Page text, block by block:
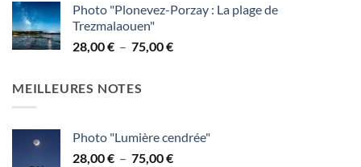
prix :
à
Photo "Plonevez-Porzay : La plage de
Trezmalaouen"
28,00€ – 75,00€Plage
MEILLEURES NOTES
Photo "Lumière cendrée"
28,00€ – 75,00€Plage